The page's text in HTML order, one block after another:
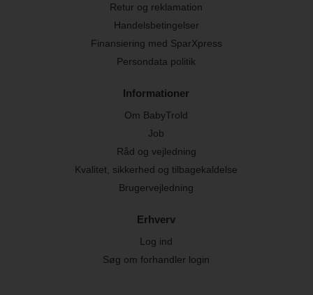
Retur og reklamation
Handelsbetingelser
Finansiering med SparXpress
Persondata politik
Informationer
Om BabyTrold
Job
Råd og vejledning
Kvalitet, sikkerhed og tilbagekaldelse
Brugervejledning
Erhverv
Log ind
Søg om forhandler login